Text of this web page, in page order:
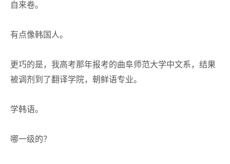
自来卷。
有点像韩国人。
更巧的是，我高考那年报考的曲阜师范大学中文系，结果
被调剂到了翻译学院，朝鲜语专业。
学韩语。
哪一级的？